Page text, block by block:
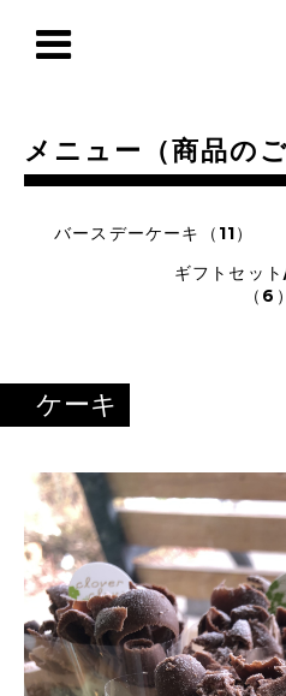
メニュー（商品のご
バースデーケーキ（11）
ギフトセッ
（6）
ケーキ